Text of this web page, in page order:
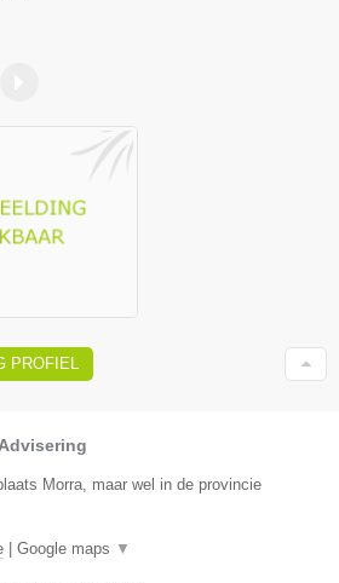
PROFIEL
Morra, maar wel in de provincie
Google maps ▼